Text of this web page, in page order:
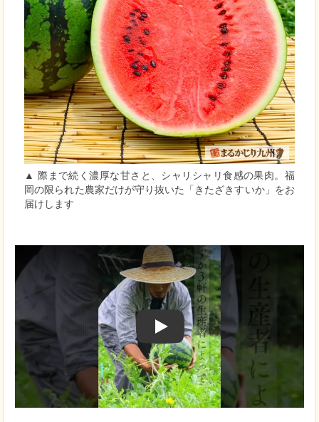
▲ 際まで続く濃厚な甘さと、シャリシャリ食感の果肉。福
岡の限られた農家だけが守り抜いた「きたざきすいか」をお
届けします
Play